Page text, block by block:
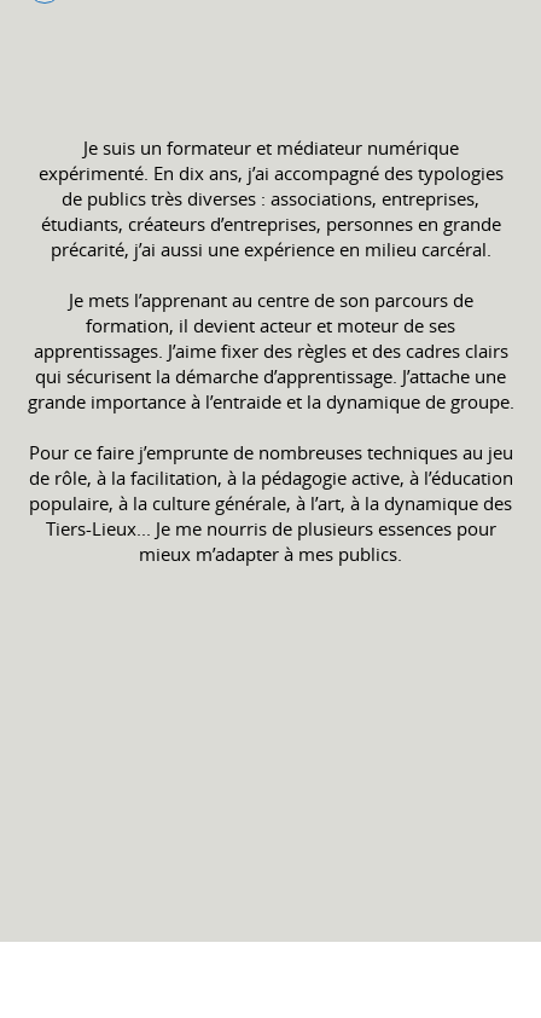
Je suis un formateur et médiateur numérique
expérimenté. En dix ans, j’ai accompagné des typologies
de publics très diverses : associations, entreprises,
étudiants, créateurs d’entreprises, personnes en grande
précarité, j’ai aussi une expérience en milieu carcéral.
Je mets l’apprenant au centre de son parcours de
formation, il devient acteur et moteur de ses
apprentissages. J’aime fixer des règles et des cadres clairs
qui sécurisent la démarche d’apprentissage. J’attache une
grande importance à l’entraide et la dynamique de groupe.
Pour ce faire j’emprunte de nombreuses techniques au jeu
de rôle, à la facilitation, à la pédagogie active, à l’éducation
populaire, à la culture générale, à l’art, à la dynamique des
Tiers-Lieux... Je me nourris de plusieurs essences pour
mieux m’adapter à mes publics.